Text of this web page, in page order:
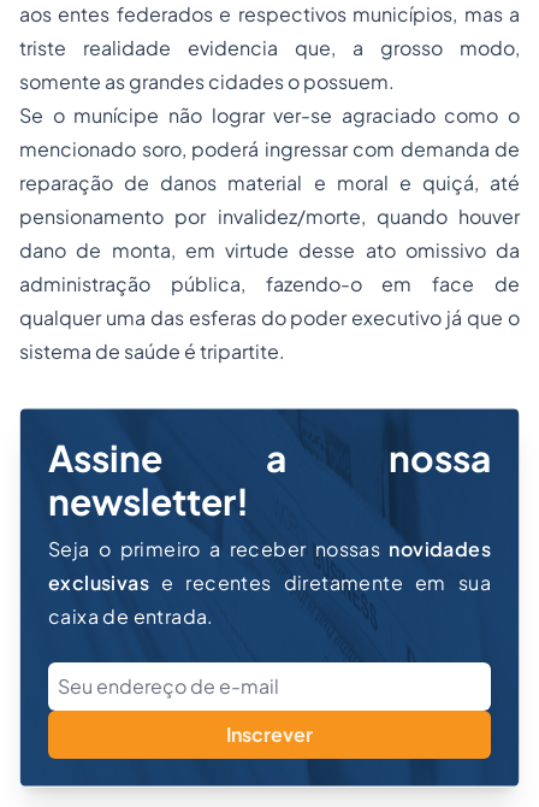
aos entes federados e respectivos municípios, mas a
triste realidade evidencia que, a grosso modo,
somente as grandes cidades o possuem.
Se o munícipe não lograr ver-se agraciado como o
mencionado soro, poderá ingressar com demanda de
reparação de danos material e moral e quiçá, até
pensionamento por invalidez/morte, quando houver
dano de monta, em virtude desse ato omissivo da
administração pública, fazendo-o em face de
qualquer uma das esferas do poder executivo já que o
sistema de saúde é tripartite.
Assine a nossa
newsletter!
Seja o primeiro a receber nossas novidades
exclusivas e recentes diretamente em sua
caixa de entrada.
Inscrever